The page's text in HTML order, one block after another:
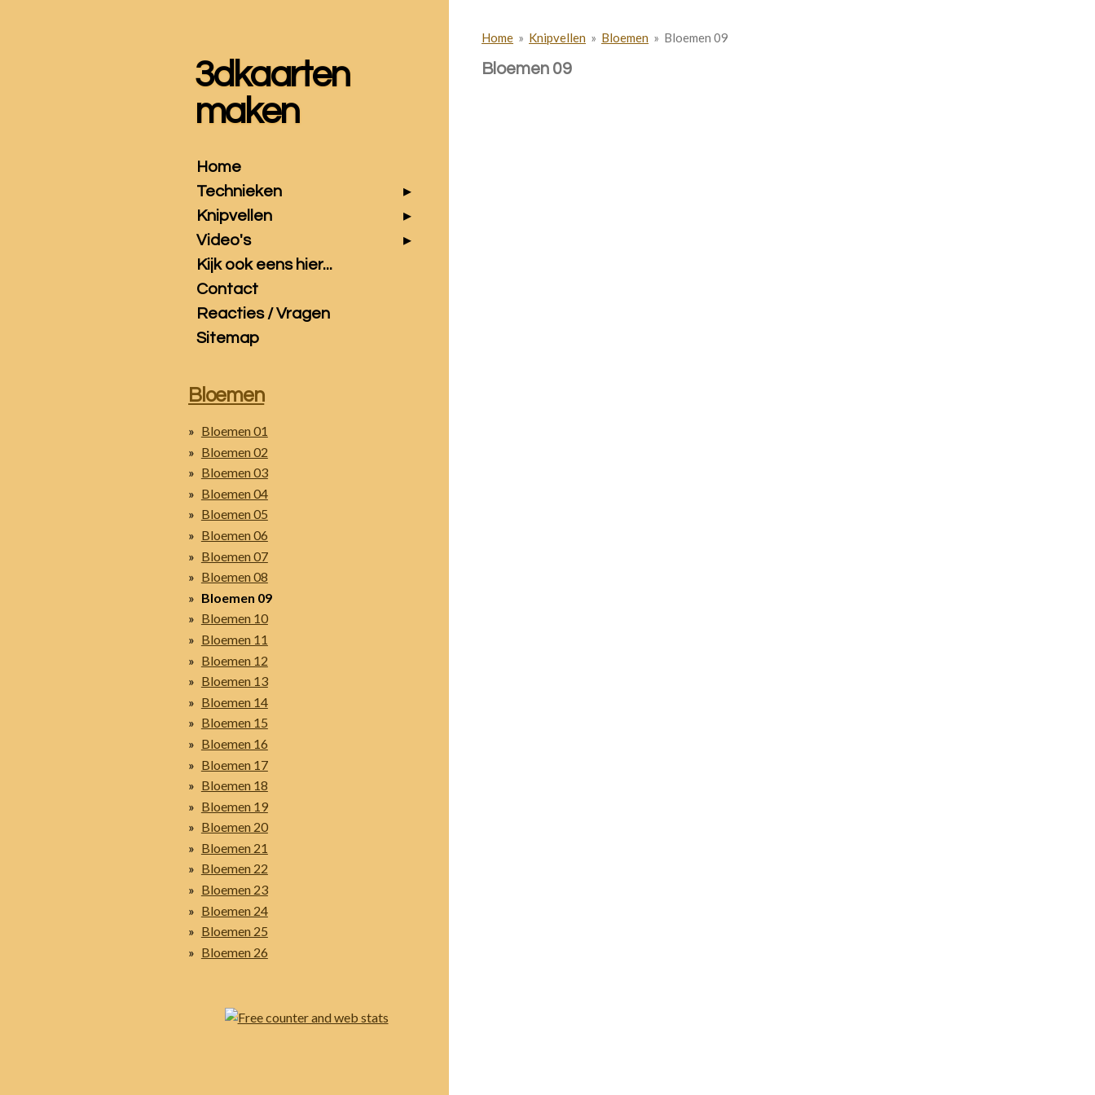
Home » Knipvellen » Bloemen » Bloemen 09
Bloemen 09
3dkaarten
maken
Home
Technieken
Knipvellen
Video's
Kijk ook eens hier...
Contact
Reacties / Vragen
Sitemap
Bloemen
Bloemen 01
Bloemen 02
Bloemen 03
Bloemen 04
Bloemen 05
Bloemen 06
Bloemen 07
Bloemen 08
Bloemen 09
Bloemen 10
Bloemen 11
Bloemen 12
Bloemen 13
Bloemen 14
Bloemen 15
Bloemen 16
Bloemen 17
Bloemen 18
Bloemen 19
Bloemen 20
Bloemen 21
Bloemen 22
Bloemen 23
Bloemen 24
Bloemen 25
Bloemen 26